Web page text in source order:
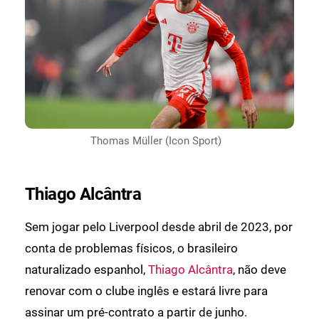
Thomas Müller (Icon Sport)
Thiago Alcântra
Sem jogar pelo Liverpool desde abril de 2023, por
conta de problemas físicos, o brasileiro
naturalizado espanhol, Thiago Alcântra, não deve
renovar com o clube inglês e estará livre para
assinar um pré-contrato a partir de junho.